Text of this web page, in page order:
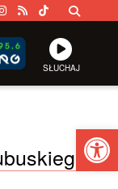
SŁUCHAJ